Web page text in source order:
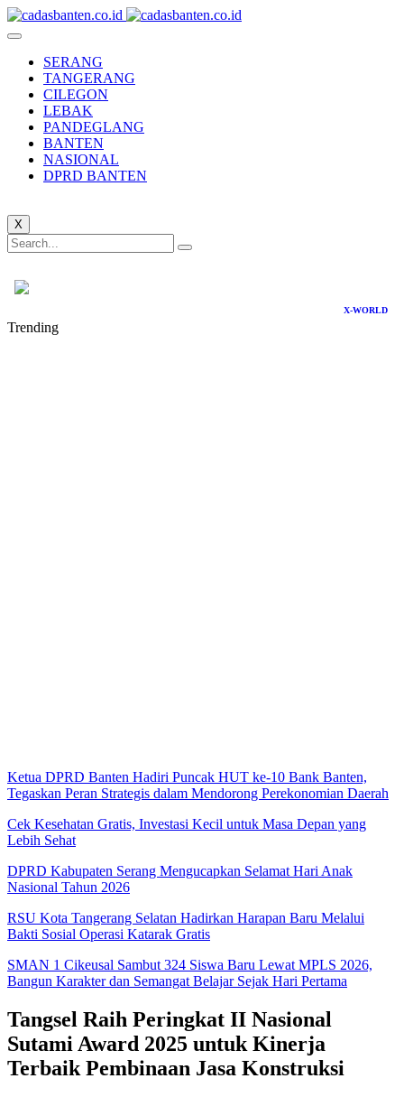
SERANG
TANGERANG
CILEGON
LEBAK
PANDEGLANG
BANTEN
NASIONAL
DPRD BANTEN
X
X-WORLD
Trending
Ketua DPRD Banten Hadiri Puncak HUT ke-10 Bank Banten,
Tegaskan Peran Strategis dalam Mendorong Perekonomian Daerah
Cek Kesehatan Gratis, Investasi Kecil untuk Masa Depan yang
Lebih Sehat
DPRD Kabupaten Serang Mengucapkan Selamat Hari Anak
Nasional Tahun 2026
RSU Kota Tangerang Selatan Hadirkan Harapan Baru Melalui
Bakti Sosial Operasi Katarak Gratis
SMAN 1 Cikeusal Sambut 324 Siswa Baru Lewat MPLS 2026,
Bangun Karakter dan Semangat Belajar Sejak Hari Pertama
Tangsel Raih Peringkat II Nasional
Sutami Award 2025 untuk Kinerja
Terbaik Pembinaan Jasa Konstruksi